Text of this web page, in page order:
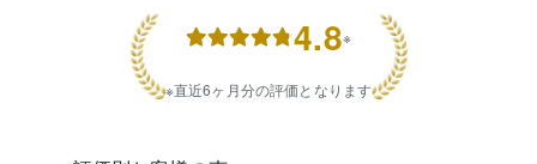
4.8※
直近6ヶ月分の評価となります